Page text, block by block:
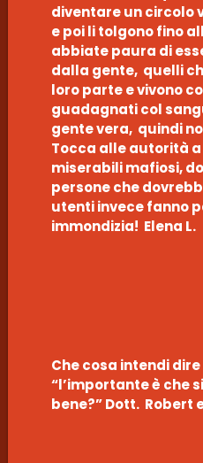
diventare un circolo
e poi li tolgono fino
abbiate paura di
dalla gente, quelli
loro parte e vivono
guadagnati col
gente vera, quindi
Tocca alle autorità
miserabili mafiosi,
persone che
utenti invece fanno
immondizia! Elena L.
Che cosa intendi
“l’importante è che
bene?” Dott. Robert